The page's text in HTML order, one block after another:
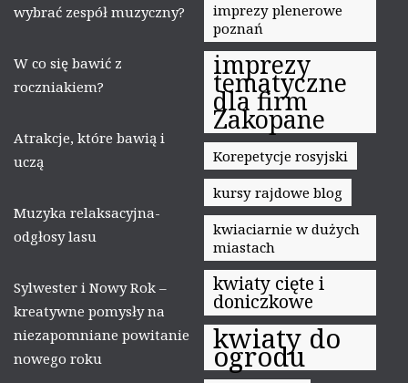
wybrać zespół muzyczny?
W co się bawić z
roczniakiem?
Atrakcje, które bawią i
uczą
Muzyka relaksacyjna-
odgłosy lasu
Sylwester i Nowy Rok –
kreatywne pomysły na
niezapomniane powitanie
nowego roku
imprezy plenerowe
poznań
imprezy
tematyczne
dla firm
Zakopane
Korepetycje rosyjski
kursy rajdowe blog
kwiaciarnie w dużych
miastach
kwiaty cięte i
doniczkowe
kwiaty do
ogrodu